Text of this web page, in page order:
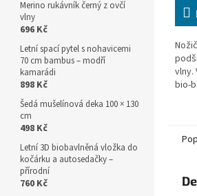
Merino rukávník černý z ovčí
vlny
696 Kč
Letní spací pytel s nohavicemi
70 cm bambus – modří
kamarádi
898 Kč
Šedá mušelínová deka 100 × 130
cm
498 Kč
Letní 3D biobavlněná vložka do
kočárku a autosedačky –
přírodní
760 Kč
vlny.
bio-